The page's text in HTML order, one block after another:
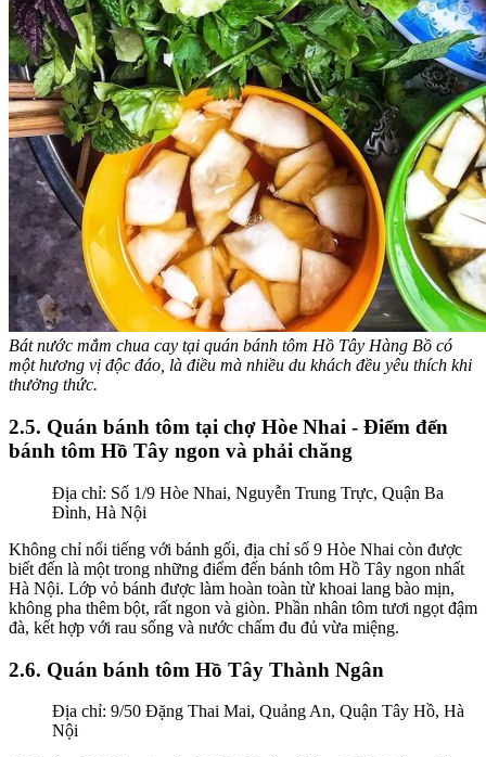
Bát nước mắm chua cay tại quán bánh tôm Hồ Tây Hàng Bồ có
một hương vị độc đáo, là điều mà nhiều du khách đều yêu thích khi
thưởng thức.
2.5. Quán bánh tôm tại chợ Hòe Nhai - Điểm đến
bánh tôm Hồ Tây ngon và phải chăng
Địa chỉ: Số 1/9 Hòe Nhai, Nguyễn Trung Trực, Quận Ba
Đình, Hà Nội
Không chỉ nổi tiếng với bánh gối, địa chỉ số 9 Hòe Nhai còn được
biết đến là một trong những điểm đến bánh tôm Hồ Tây ngon nhất
Hà Nội. Lớp vỏ bánh được làm hoàn toàn từ khoai lang bào mịn,
không pha thêm bột, rất ngon và giòn. Phần nhân tôm tươi ngọt đậm
đà, kết hợp với rau sống và nước chấm đu đủ vừa miệng.
2.6. Quán bánh tôm Hồ Tây Thành Ngân
Địa chỉ: 9/50 Đặng Thai Mai, Quảng An, Quận Tây Hồ, Hà
Nội